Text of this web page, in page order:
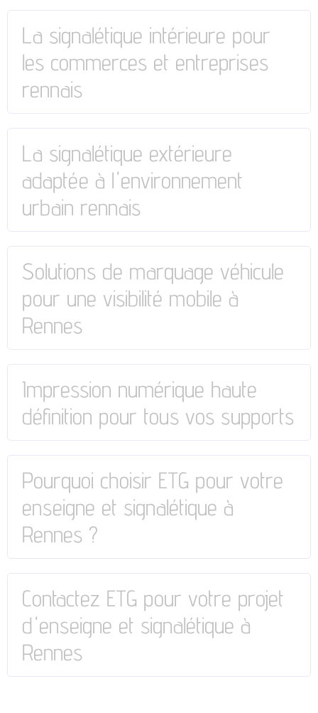
La signalétique intérieure pour
les commerces et entreprises
rennais
La signalétique extérieure
adaptée à l'environnement
urbain rennais
Solutions de marquage véhicule
pour une visibilité mobile à
Rennes
Impression numérique haute
définition pour tous vos supports
Pourquoi choisir ETG pour votre
enseigne et signalétique à
Rennes ?
Contactez ETG pour votre projet
d'enseigne et signalétique à
Rennes